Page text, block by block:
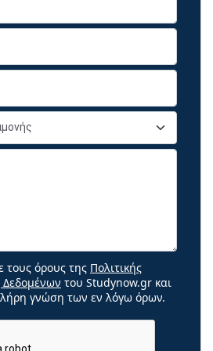
όρους της Πολιτικής
του Studynow.gr και
γνώση των εν λόγω όρων.